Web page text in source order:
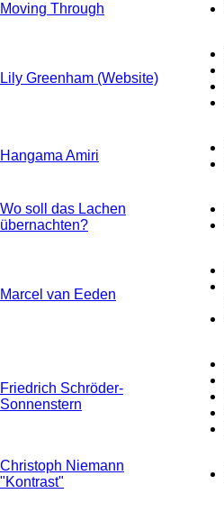
Moving Through
Lily Greenham (Website)
Hangama Amiri
Wo soll das Lachen
übernachten?
Marcel van Eeden
Friedrich Schröder-
Sonnenstern
Christoph Niemann
"Kontrast"